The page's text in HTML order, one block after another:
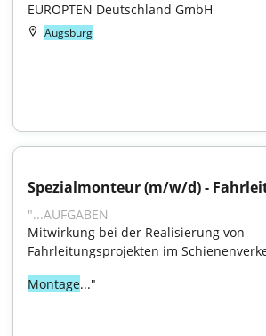
EUROPTEN Deutschland GmbH
Augsburg
Spezialmonteur (m/w/d) -
"...AUFGABEN
Mitwirkung bei der Realisierung von
Fahrleitungsprojekten im
Montage..."